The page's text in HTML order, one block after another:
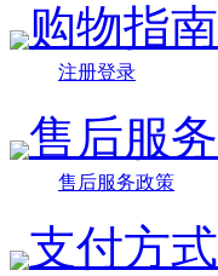
购物指南
注册登录
售后服务
售后服务政策
支付方式